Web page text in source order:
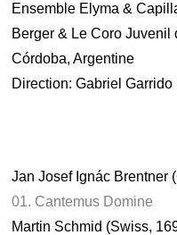
Ensemble Elyma &
Berger & Le Coro Juvenil
Córdoba, Argentine
Direction: Gabriel Garrido
Jan Josef Ignác Brentner
01. Cantemus Domine
Martin Schmid (Swiss,